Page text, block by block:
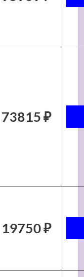
73815 ₽
19750 ₽